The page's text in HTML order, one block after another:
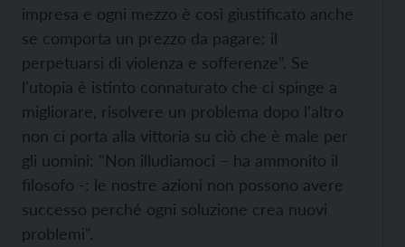
impresa e ogni mezzo è così giustificato anche
se comporta un prezzo da pagare: il
perpetuarsi di violenza e sofferenze". Se
l'utopia è istinto connaturato che ci spinge a
migliorare, risolvere un problema dopo l'altro
non ci porta alla vittoria su ciò che è male per
gli uomini: "Non illudiamoci – ha ammonito il
filosofo -: le nostre azioni non possono avere
successo perché ogni soluzione crea nuovi
problemi".